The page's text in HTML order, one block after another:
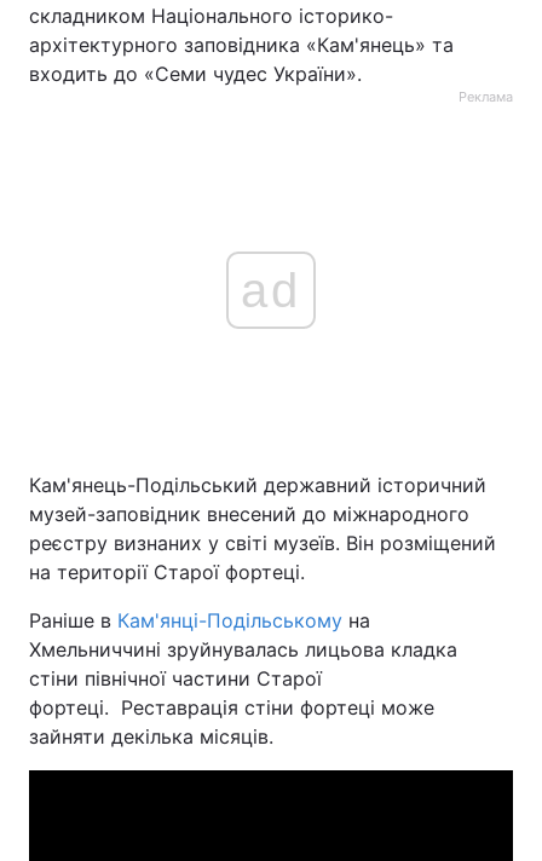
складником Національного історико-
архітектурного заповідника «Кам'янець» та
входить до «Семи чудес України».
Реклама
ad
Кам'янець-Подільський державний історичний
музей-заповідник внесений до міжнародного
реєстру визнаних у світі музеїв. Він розміщений
на території Старої фортеці.
Раніше в Кам'янці-Подільському на
Хмельниччині зруйнувалась лицьова кладка
стіни північної частини Старої
фортеці. Реставрація стіни фортеці може
зайняти декілька місяців.